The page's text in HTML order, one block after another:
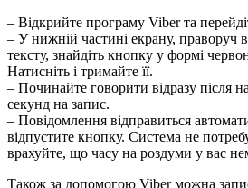
– Відкрийте програму Viber та
– У нижній частині екрану, праворуч
тексту, знайдіть кнопку у формі
Натисніть і тримайте її.
– Починайте говорити відразу після
секунд на запис.
– Повідомлення відправиться
відпустите кнопку. Система не
врахуйте, що часу на роздуми у вас
Також за допомогою Viber можна